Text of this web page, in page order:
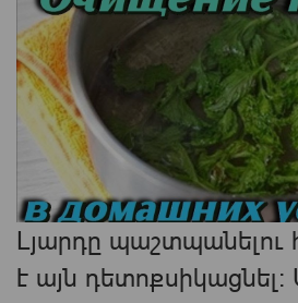
Լյարդը
է այն դետոքսիկացնել։